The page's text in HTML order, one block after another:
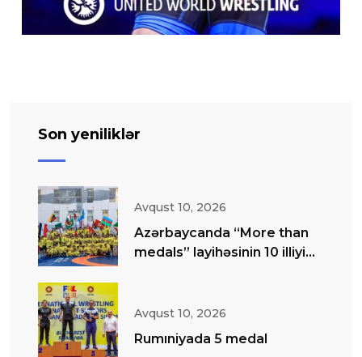
Son yeniliklər
Avqust 10, 2026
Azərbaycanda “More than
medals” layihəsinin 10 illiyi
Avqust 10, 2026
Rumıniyada 5 medal